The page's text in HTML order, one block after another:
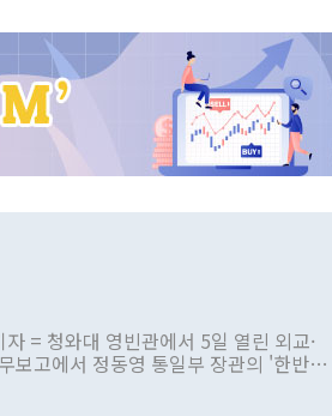
= 청와대 영빈관에서 5일 열린 외교·
보고에서 정동영 통일부 장관의 '한반도
않은 사안을 정책으로 추진하겠다고 공